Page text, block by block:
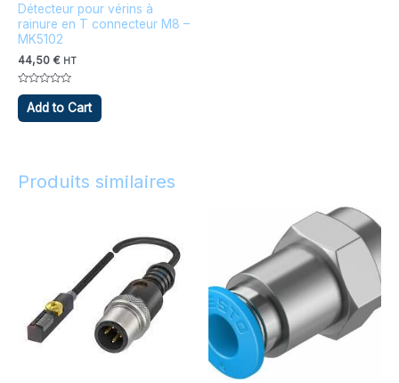
Détecteur pour vérins à
rainure en T connecteur M8 –
MK5102
44,50 € HT
Note
sur
5
Add to Cart
Produits similaires
produit
a
plusieurs
variations.
Les
options
peuvent